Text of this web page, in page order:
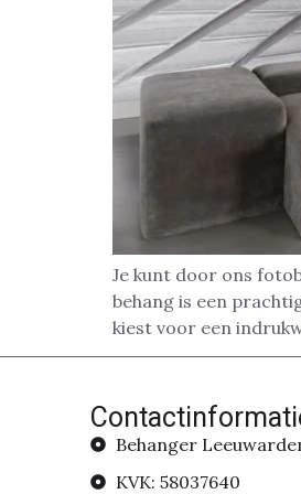
Je kunt door ons
behang is een
kiest voor een
Behanger
KVK: 58037640